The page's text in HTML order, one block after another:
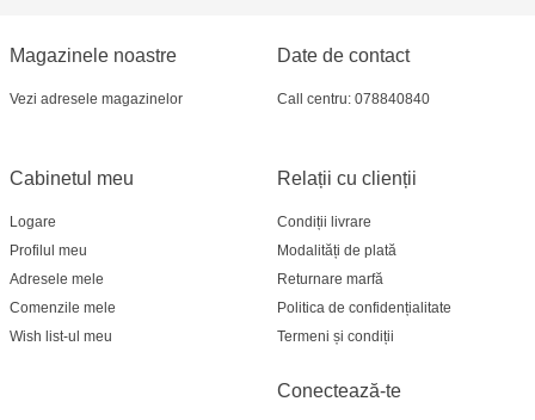
Magazinele noastre
Vezi adresele magazinelor
Relații cu clienții
Condiții livrare
Modalități de plată
Returnare marfă
Politica de confidențialitate
Termeni și condiții
Cabinetul meu
Logare
Profilul meu
Adresele mele
Comenzile mele
Wish list-ul meu
Date de contact
Call centru: 078840840
Conectează-te